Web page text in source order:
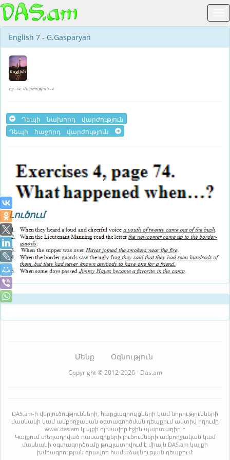
English 7 - G.Gasparyan
Էջ - 74, Վարժություն - 4
Դեպի նախորդ վարժություն
Դեպի հաջորդ վարժություն
Լուծում
Մենք Օգնություն
Copyright © 2012-2026 - Das.am
DAS.am-ի վերլուծությունների, հարցազրույցների կամ նորությունների
մասնակի կամ ամբողջական օգտագործման դեպքում ակտիվ հղումը
www.das.am կայքի գլխավոր էջին պարտադիր է
Կայքում տեղադրված դասագրքերի լուծումների ամբողջական կամ
մասնակի օգտագործումը թույլատրվում է միայն DAS.am կայքի
խմբագրության գրավոր համաձայնության դեպքում: